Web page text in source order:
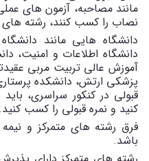
مانند مصاحبه، آزمون های
نصاب را کسب کنند، رشته های
دانشگاه هایی مانند
دانشگاه اطلاعات و امنیت،
آموزش عالی تربیت مربی
پزشکی ارتش، دانشکده
قبولی در کنکور سراسری،
کنید و نمره قبولی را کسب کنید.
فرق رشته های متمرکز و
باشد.